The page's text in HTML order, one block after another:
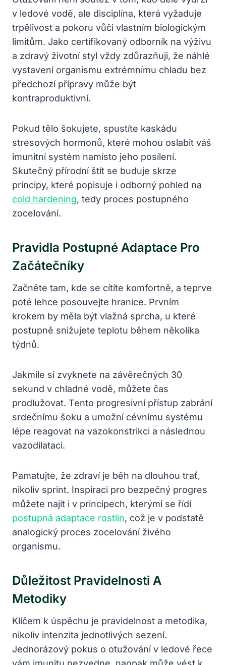
v ledové vodě, ale disciplína, která vyžaduje
trpělivost a pokoru vůči vlastním biologickým
limitům. Jako certifikovaný odborník na výživu
a zdravý životní styl vždy zdůrazňuji, že náhlé
vystavení organismu extrémnímu chladu bez
předchozí přípravy může být
kontraproduktivní.
Pokud tělo šokujete, spustíte kaskádu
stresových hormonů, které mohou oslabit váš
imunitní systém namísto jeho posílení.
Skutečný přírodní štít se buduje skrze
principy, které popisuje i odborný pohled na
cold hardening, tedy proces postupného
zocelování.
Pravidla Postupné Adaptace Pro
Začátečníky
Začněte tam, kde se cítíte komfortně, a teprve
poté lehce posouvejte hranice. Prvním
krokem by měla být vlažná sprcha, u které
postupně snižujete teplotu během několika
týdnů.
Jakmile si zvyknete na závěrečných 30
sekund v chladné vodě, můžete čas
prodlužovat. Tento progresivní přístup zabrání
srdečnímu šoku a umožní cévnímu systému
lépe reagovat na vazokonstrikci a následnou
vazodilataci.
Pamatujte, že zdraví je běh na dlouhou trať,
nikoliv sprint. Inspiraci pro bezpečný progres
můžete najít i v principech, kterými se řídí
postupná adaptace rostlin, což je v podstatě
analogický proces zocelování živého
organismu.
Důležitost Pravidelnosti A
Metodiky
Klíčem k úspěchu je pravidelnost a metodika,
nikoliv intenzita jednotlivých sezení.
Jednorázový pokus o otužování v ledové řece